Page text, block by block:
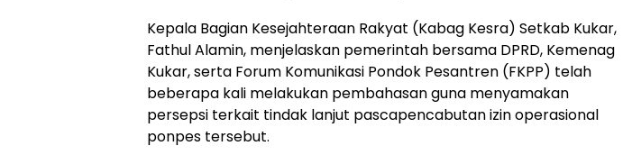
Kepala Bagian Kesejahteraan Rakyat (Kabag Kesra) Setkab Kukar,
Fathul Alamin, menjelaskan pemerintah bersama DPRD, Kemenag
Kukar, serta Forum Komunikasi Pondok Pesantren (FKPP) telah
beberapa kali melakukan pembahasan guna menyamakan
persepsi terkait tindak lanjut pascapencabutan izin operasional
ponpes tersebut.